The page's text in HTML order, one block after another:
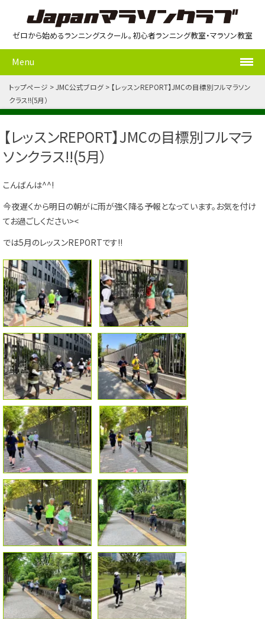
ゼロから始めるランニングスクール。初心者ランニング教室・マラソン教室
Menu
トップページ JMC公式ブログ
【レッスンREPORT】JMCの目標別フルマラソン
クラス!!(5月）
【レッスンREPORT】JMCの目標別フルマラ
ソンクラス!!(5月）
こんばんは^^!
今夜遅くから明日の朝がに雨が強く降る予報となっています。お気を付け
てお過ごしください><
では5月のレッスンREPORTです!!